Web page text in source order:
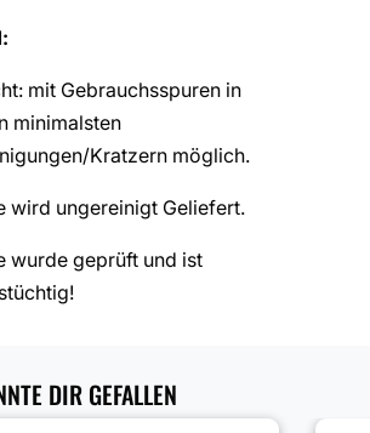
mit Gebrauchsspuren in
minimalsten
Kratzern möglich.
wird ungereinigt Geliefert.
wurde geprüft und ist
DIR GEFALLEN